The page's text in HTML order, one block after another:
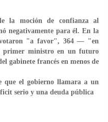
la moción de confianza al
negativamente para él. En la
votaron "a favor", 364 — "en
primer ministro en un futuro
gabinete francés en menos de
que el gobierno llamara a un
serio y una deuda pública